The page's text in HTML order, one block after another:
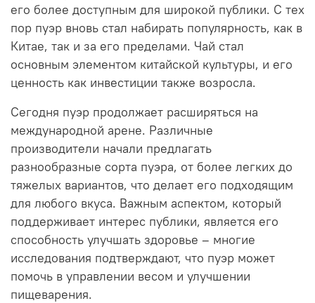
его более доступным для широкой публики. С тех
пор пуэр вновь стал набирать популярность, как в
Китае, так и за его пределами. Чай стал
основным элементом китайской культуры, и его
ценность как инвестиции также возросла.
Сегодня пуэр продолжает расширяться на
международной арене. Различные
производители начали предлагать
разнообразные сорта пуэра, от более легких до
тяжелых вариантов, что делает его подходящим
для любого вкуса. Важным аспектом, который
поддерживает интерес публики, является его
способность улучшать здоровье – многие
исследования подтверждают, что пуэр может
помочь в управлении весом и улучшении
пищеварения.